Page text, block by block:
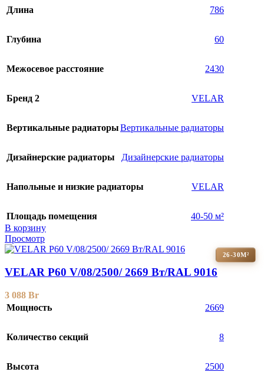
Длина 786
Глубина 60
Межосевое расстояние 2430
Бренд 2 VELAR
Вертикальные радиаторыВертикальные радиаторы
Дизайнерские радиаторы Дизайнерские радиаторы
Напольные и низкие радиаторы VELAR
Площадь помещения
40-50 м²
В корзину
Просмотр
26-30М²
VELAR P60 V/08/2500/ 2669 Bт/RAL 9016
3 088 Br
Мощность
2669
Количество секций 8
Высота 2500